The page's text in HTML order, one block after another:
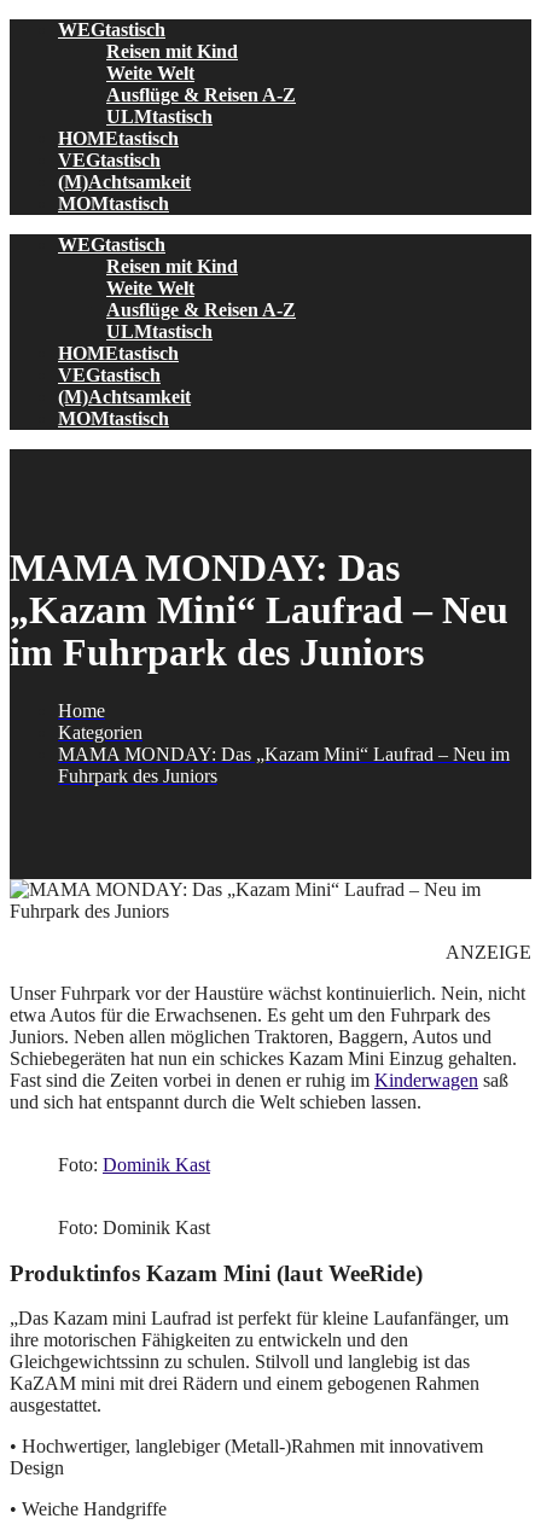
WEGtastisch
Reisen mit Kind
Weite Welt
Ausflüge & Reisen A-Z
ULMtastisch
HOMEtastisch
VEGtastisch
(M)Achtsamkeit
MOMtastisch
WEGtastisch
Reisen mit Kind
Weite Welt
Ausflüge & Reisen A-Z
ULMtastisch
HOMEtastisch
VEGtastisch
(M)Achtsamkeit
MOMtastisch
MAMA MONDAY: Das
„Kazam Mini“ Laufrad – Neu
im Fuhrpark des Juniors
Home
Kategorien
MAMA MONDAY: Das „Kazam Mini“ Laufrad – Neu im
Fuhrpark des Juniors
ANZEIGE
Unser Fuhrpark vor der Haustüre wächst kontinuierlich. Nein, nicht
etwa Autos für die Erwachsenen. Es geht um den Fuhrpark des
Juniors. Neben allen möglichen Traktoren, Baggern, Autos und
Schiebegeräten hat nun ein schickes Kazam Mini Einzug gehalten.
Fast sind die Zeiten vorbei in denen er ruhig im Kinderwagen saß
und sich hat entspannt durch die Welt schieben lassen.
Foto: Dominik Kast
Foto: Dominik Kast
Produktinfos Kazam Mini (laut WeeRide)
„Das Kazam mini Laufrad ist perfekt für kleine Laufanfänger, um
ihre motorischen Fähigkeiten zu entwickeln und den
Gleichgewichtssinn zu schulen. Stilvoll und langlebig ist das
KaZAM mini mit drei Rädern und einem gebogenen Rahmen
ausgestattet.
• Hochwertiger, langlebiger (Metall-)Rahmen mit innovativem
Design
• Weiche Handgriffe